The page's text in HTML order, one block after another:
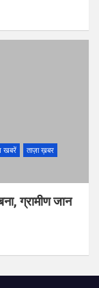
खबरें
ताज़ा ख़बर
ग्रामीण जान